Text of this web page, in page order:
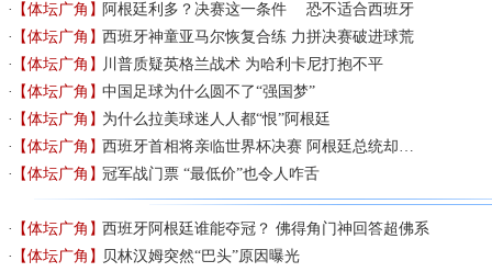
【体坛广角】 阿根廷利多？决赛这一条件 恐不适合西班牙
【体坛广角】西班牙神童亚马尔恢复合练 力拼决赛破进球荒
【体坛广角】 川普质疑英格兰战术 为哈利卡尼打抱不平
【体坛广角】中国足球为什么圆不了“强国梦”
【体坛广角】为什么拉美球迷人人都“恨”阿根廷
【体坛广角】西班牙首相将亲临世界杯决赛 阿根廷总统却…
【体坛广角】冠军战门票 “最低价”也令人咋舌
【体坛广角】西班牙阿根廷谁能夺冠？ 佛得角门神回答超佛系
【体坛广角】 贝林汉姆突然“巴头”原因曝光